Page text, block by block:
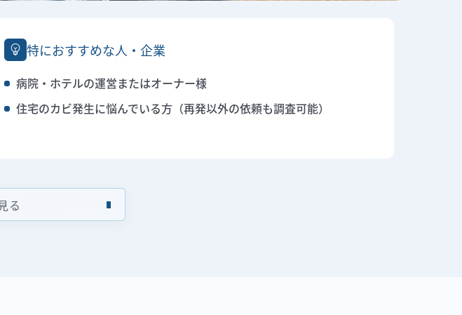
特におすすめな人・企業
病院・ホテルの運営またはオーナー様
住宅のカビ発生に悩んでいる方（再発以外の依頼も調査可能）
る